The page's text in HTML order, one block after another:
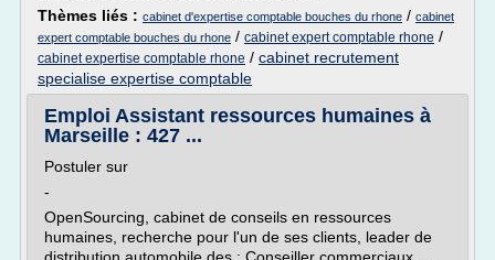
Thèmes liés : cabinet d'expertise comptable bouches du rhone / cabinet
expert comptable bouches du rhone / cabinet expert comptable rhone /
cabinet expertise comptable rhone / cabinet recrutement
specialise expertise comptable
Emploi Assistant ressources humaines à
Marseille : 427 ...
Postuler sur
-
OpenSourcing, cabinet de conseils en ressources
humaines, recherche pour l'un de ses clients, leader de